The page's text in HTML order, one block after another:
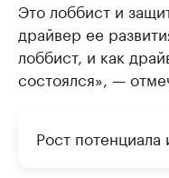
Это лоббист и
драйвер ее
лоббист, и как
состоялся», —
Рост